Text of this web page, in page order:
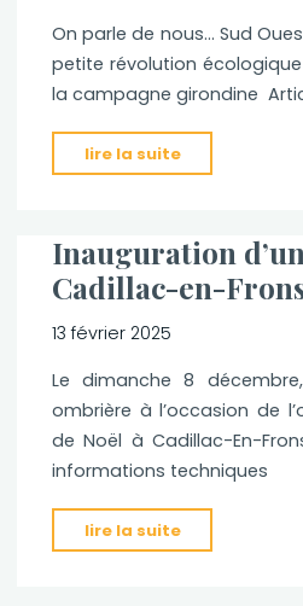
On parle de nous… Sud
petite révolution
la campagne girondine
lire la suite
parle
nous…
Sud
Ouest"
Inauguration
Cadillac-en-
13 février 2025
Le dimanche 8
ombrière à l’occasion de
de Noël à Cadillac-En-
informations techniques
lire la suite
d’une